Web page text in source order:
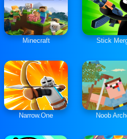
Minecraft Stick
Narrow.One Noob